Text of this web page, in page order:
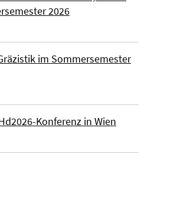
2026
im Sommersemester
Konferenz in Wien